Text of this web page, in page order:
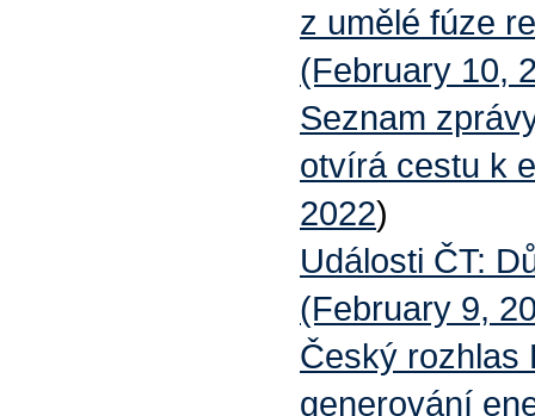
z umělé fúze
(February 10,
Seznam
otvírá cestu k
2022)
Události ČT:
(February 9,
Český rozhlas
generování